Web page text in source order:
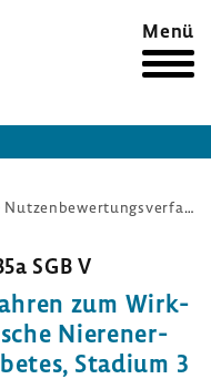
Menü
Nutzenbewertungsverfahren zum Wirkstoff Finerenon (Chronische Nierenerkrankung bei Typ-2-Diabetes, Stadium 3 und 4 mit Albuminurie)
SGB V
zum Wirk­
Nieren­er­
Stadium 3